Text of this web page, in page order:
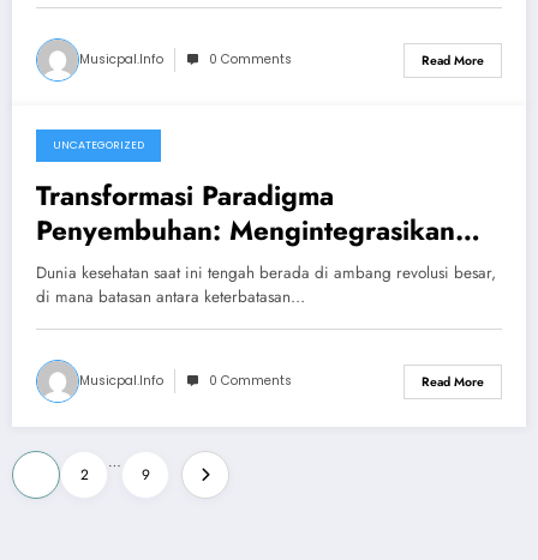
Musicpal.info 0 Comments Read More
June 1, 2026
UNCATEGORIZED
Transformasi Paradigma
Penyembuhan: Mengintegrasikan
Sains dan Empati dalam Restorasi
Kualitas Hidup
Dunia kesehatan saat ini tengah berada di ambang revolusi besar,
di mana batasan antara keterbatasan…
Musicpal.info 0 Comments Read More
Posts
pagination
2
…
9